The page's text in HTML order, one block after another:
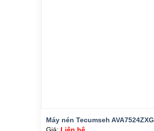
Máy nén Tecumseh AVA7524ZXG